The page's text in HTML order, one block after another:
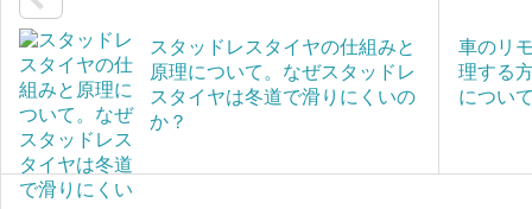
スタッドレスタイヤの仕組みと
原理について。なぜスタッドレ
スタイヤは冬道で滑りにくいの
か？
車のリ
理する
につい